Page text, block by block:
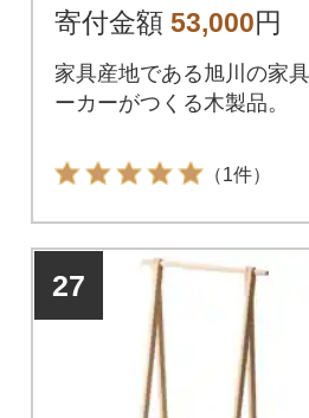
寄付金額 53,000円
家具産地である旭川の家
ーカーがつくる木製品。
（1件）
27